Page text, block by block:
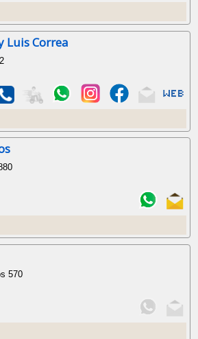
Luis Correa
570